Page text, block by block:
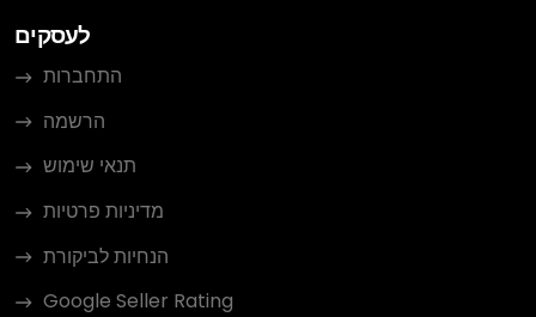
לעסקים
התחברות
הרשמה
תנאי שימוש
מדיניות פרטיות
הנחיות לביקורת
Google Seller Rating